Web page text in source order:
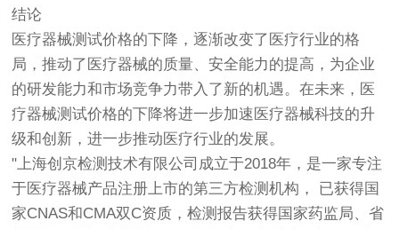
结论
医疗器械测试价格的下降，逐渐改变了医疗行业的格
局，推动了医疗器械的质量、安全能力的提高，为企业
的研发能力和市场竞争力带入了新的机遇。在未来，医
疗器械测试价格的下降将进一步加速医疗器械科技的升
级和创新，进一步推动医疗行业的发展。
"上海创京检测技术有限公司成立于2018年，是一家专注
于医疗器械产品注册上市的第三方检测机构， 已获得国
家CNAS和CMA双C资质，检测报告获得国家药监局、省